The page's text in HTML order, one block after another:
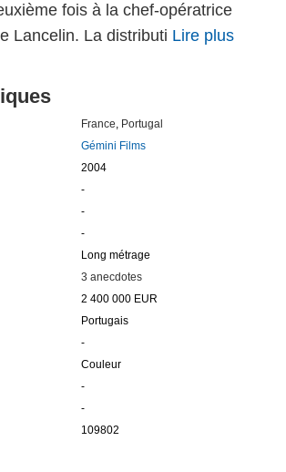
fois à la chef-opératrice
Lancelin. La distributi Lire plus
France, Portugal
Gémini Films
2004
-
-
-
Long métrage
3 anecdotes
2 400 000 EUR
Portugais
-
Couleur
-
-
109802